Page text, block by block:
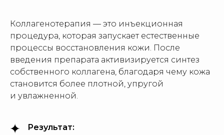
Коллагенотерапия — это инъекционная
процедура, которая запускает естественные
процессы восстановления кожи. После
введения препарата активизируется синтез
собственного коллагена, благодаря чему кожа
становится более плотной, упругой
и увлажненной.
Результат: